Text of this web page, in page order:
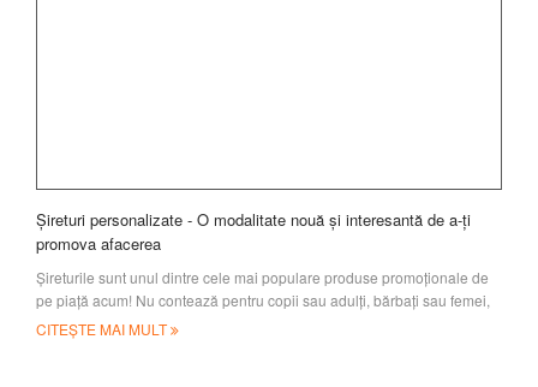
Șireturi personalizate - O modalitate nouă și interesantă de a-ți
promova afacerea
Șireturile sunt unul dintre cele mai populare produse promoționale de
pe piață acum! Nu contează pentru copii sau adulți, bărbați sau femei,
aproape toată lumea
CITEȘTE MAI MULT